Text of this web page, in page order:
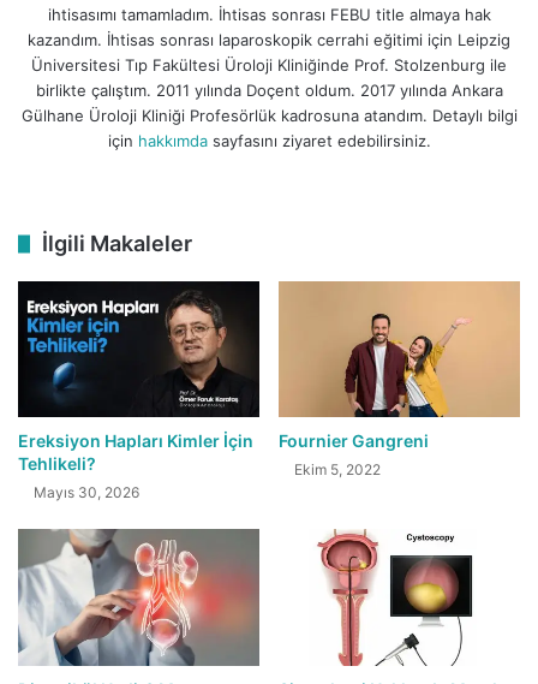
ihtisasımı tamamladım. İhtisas sonrası FEBU title almaya hak
kazandım. İhtisas sonrası laparoskopik cerrahi eğitimi için Leipzig
Üniversitesi Tıp Fakültesi Üroloji Kliniğinde Prof. Stolzenburg ile
birlikte çalıştım. 2011 yılında Doçent oldum. 2017 yılında Ankara
Gülhane Üroloji Kliniği Profesörlük kadrosuna atandım. Detaylı bilgi
için hakkımdasayfasını ziyaret edebilirsiniz.
İlgili Makaleler
Ereksiyon Hapları Kimler İçin
Tehlikeli?
Mayıs 30, 2026
Fournier Gangreni
Ekim 5, 2022